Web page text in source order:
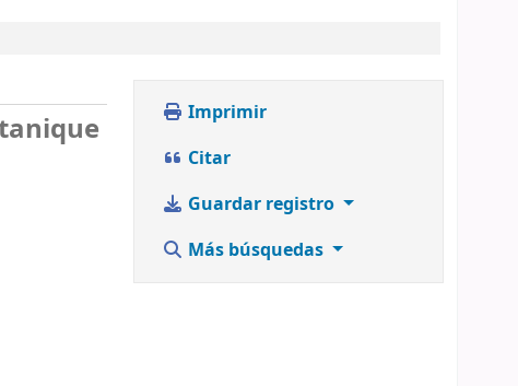
Imprimir
Citar
Guardar registro
Más búsquedas